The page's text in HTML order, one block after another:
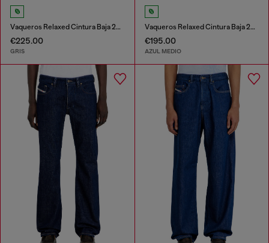
Vaqueros Relaxed Cintura Baja 2001 D-Macro
€225.00
GRIS
Vaqueros Relaxed Cintura Baja 2001 D-Macro
€195.00
AZUL MEDIO